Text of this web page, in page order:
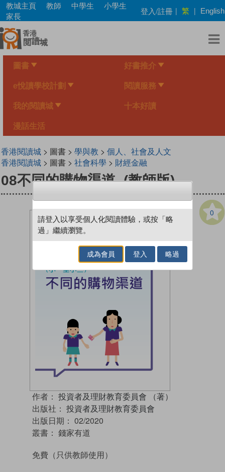
Skip
main
content
教城主頁 教師 中學生
小學生
家長
登入/註冊 | 繁 | English
圖書 好書推介
e悅讀學校計劃 閱讀服務
我的閱讀城 十本好讀
漫話生活
香港閱讀城> 圖書 > 學與教 > 個人、社會及人文
香港閱讀城> 圖書 > 社會科學 > 財經金融
08不同的購物渠道 (教師版)
0
作者： 投資者及理財教育委員會 （著）
出版社： 投資者及理財教育委員會
出版日期： 02/2020
叢書： 錢家有道
免費 （只供教師使用）
請登入以享受個人化閱讀體驗，或按「略
過」繼續瀏覽。
成為會員 登入 略過